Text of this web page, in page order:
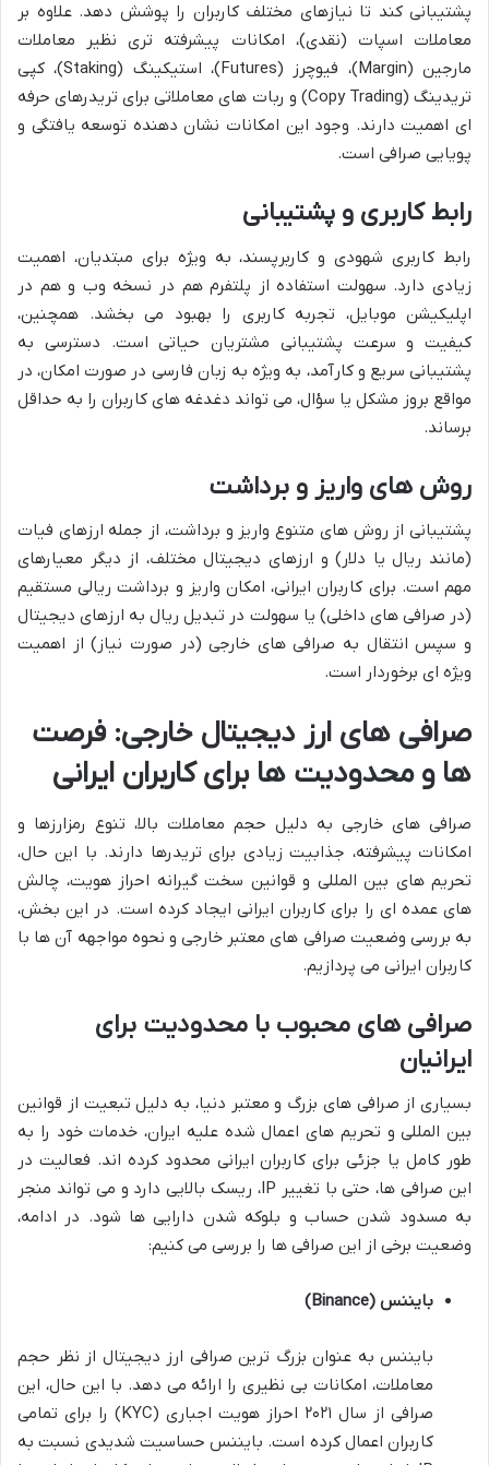
پشتیبانی کند تا نیازهای مختلف کاربران را پوشش دهد. علاوه بر
معاملات اسپات (نقدی)، امکانات پیشرفته تری نظیر معاملات
مارجین (Margin)، فیوچرز (Futures)، استیکینگ (Staking)، کپی
تریدینگ (Copy Trading) و ربات های معاملاتی برای تریدرهای حرفه
ای اهمیت دارند. وجود این امکانات نشان دهنده توسعه یافتگی و
پویایی صرافی است.
رابط کاربری و پشتیبانی
رابط کاربری شهودی و کاربرپسند، به ویژه برای مبتدیان، اهمیت
زیادی دارد. سهولت استفاده از پلتفرم هم در نسخه وب و هم در
اپلیکیشن موبایل، تجربه کاربری را بهبود می بخشد. همچنین،
کیفیت و سرعت پشتیبانی مشتریان حیاتی است. دسترسی به
پشتیبانی سریع و کارآمد، به ویژه به زبان فارسی در صورت امکان، در
مواقع بروز مشکل یا سؤال، می تواند دغدغه های کاربران را به حداقل
برساند.
روش های واریز و برداشت
پشتیبانی از روش های متنوع واریز و برداشت، از جمله ارزهای فیات
(مانند ریال یا دلار) و ارزهای دیجیتال مختلف، از دیگر معیارهای
مهم است. برای کاربران ایرانی، امکان واریز و برداشت ریالی مستقیم
(در صرافی های داخلی) یا سهولت در تبدیل ریال به ارزهای دیجیتال
و سپس انتقال به صرافی های خارجی (در صورت نیاز) از اهمیت
ویژه ای برخوردار است.
صرافی های ارز دیجیتال خارجی: فرصت
ها و محدودیت ها برای کاربران ایرانی
صرافی های خارجی به دلیل حجم معاملات بالا، تنوع رمزارزها و
امکانات پیشرفته، جذابیت زیادی برای تریدرها دارند. با این حال،
تحریم های بین المللی و قوانین سخت گیرانه احراز هویت، چالش
های عمده ای را برای کاربران ایرانی ایجاد کرده است. در این بخش،
به بررسی وضعیت صرافی های معتبر خارجی و نحوه مواجهه آن ها با
کاربران ایرانی می پردازیم.
صرافی های محبوب با محدودیت برای
ایرانیان
بسیاری از صرافی های بزرگ و معتبر دنیا، به دلیل تبعیت از قوانین
بین المللی و تحریم های اعمال شده علیه ایران، خدمات خود را به
طور کامل یا جزئی برای کاربران ایرانی محدود کرده اند. فعالیت در
این صرافی ها، حتی با تغییر IP، ریسک بالایی دارد و می تواند منجر
به مسدود شدن حساب و بلوکه شدن دارایی ها شود. در ادامه،
وضعیت برخی از این صرافی ها را بررسی می کنیم:
بایننس (Binance)
بایننس به عنوان بزرگ ترین صرافی ارز دیجیتال از نظر حجم
معاملات، امکانات بی نظیری را ارائه می دهد. با این حال، این
صرافی از سال ۲۰۲۱ احراز هویت اجباری (KYC) را برای تمامی
کاربران اعمال کرده است. بایننس حساسیت شدیدی نسبت به